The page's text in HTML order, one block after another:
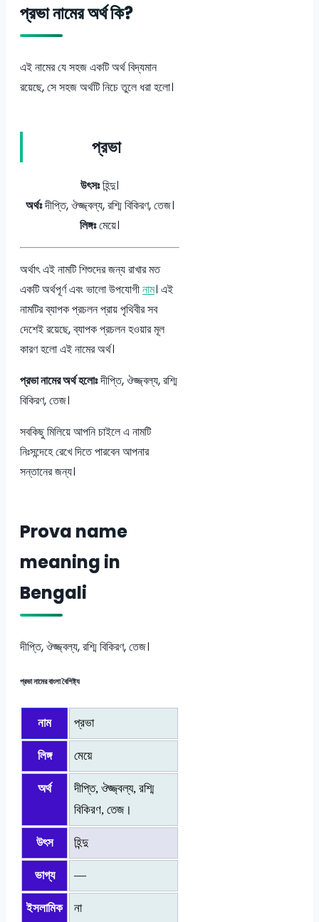
প্রভা নামের অর্থ কি?
এই নামের যে সহজ একটি অর্থ বিদ্যমান
রয়েছে, সে সহজ অর্থটি নিচে তুলে ধরা হলো।
প্রভা
উৎসঃহিন্দু।
অর্থঃদীপ্তি, ঔজ্জ্বল্য, রশ্মি বিকিরণ, তেজ।
লিঙ্গঃমেয়ে।
অর্থাৎ এই নামটি শিশুদের জন্য রাখার মত
একটি অর্থপূর্ণ এবং ভালো উপযোগীনাম। এই
নামটির ব্যাপক প্রচলন প্রায় পৃথিবীর সব
দেশেই রয়েছে, ব্যাপক প্রচলন হওয়ার মূল
কারণ হলো এই নামের অর্থ।
প্রভা নামের অর্থ হলোঃদীপ্তি, ঔজ্জ্বল্য, রশ্মি
বিকিরণ, তেজ।
সবকিছু মিলিয়ে আপনি চাইলে এ নামটি
নিঃসন্দেহে রেখে দিতে পারবেন আপনার
সন্তানের জন্য।
Prova name
meaning in
Bengali
দীপ্তি, ঔজ্জ্বল্য, রশ্মি বিকিরণ, তেজ।
প্রভা নামের বাংলা বৈশিষ্ট্য
নাম প্রভা
লিঙ্গ মেয়ে
অর্থ
দীপ্তি, ঔজ্জ্বল্য, রশ্মি
বিকিরণ, তেজ।
উৎস হিন্দু
ভাগ্য —
ইসলামিক
না